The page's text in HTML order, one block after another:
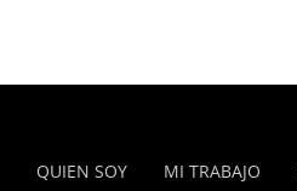
QUIEN SOY MI TRABAJO